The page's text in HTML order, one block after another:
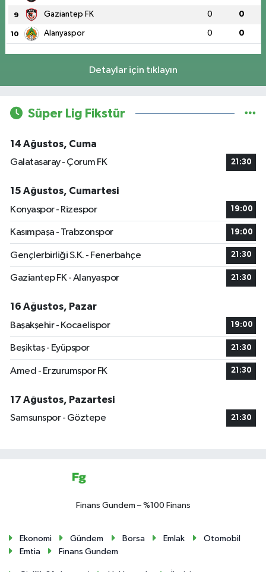
9 Gaziantep FK 0 0
10 Alanyaspor 0 0
Detaylar için tıklayın
Süper Lig Fikstür
14 Ağustos, Cuma
Galatasaray - Çorum FK
21:30
15 Ağustos, Cumartesi
Konyaspor - Rizespor
19:00
Kasımpaşa - Trabzonspor 19:00
Gençlerbirliği S.K. - Fenerbahçe 21:30
Gaziantep FK - Alanyaspor 21:30
16 Ağustos, Pazar
Başakşehir - Kocaelispor
19:00
Beşiktaş - Eyüpspor 21:30
Amed - Erzurumspor FK 21:30
17 Ağustos, Pazartesi
Samsunspor - Göztepe
21:30
Finans Gundem – %100 Finans
Ekonomi Gündem Borsa Emlak
Otomobil
Emtia
Finans Gundem